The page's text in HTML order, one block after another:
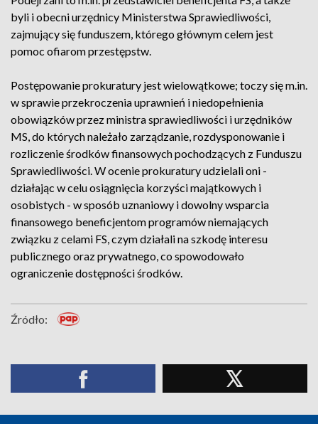
byli i obecni urzędnicy Ministerstwa Sprawiedliwości,
zajmujący się funduszem, którego głównym celem jest
pomoc ofiarom przestępstw.
Postępowanie prokuratury jest wielowątkowe; toczy się m.in.
w sprawie przekroczenia uprawnień i niedopełnienia
obowiązków przez ministra sprawiedliwości i urzędników
MS, do których należało zarządzanie, rozdysponowanie i
rozliczenie środków finansowych pochodzących z Funduszu
Sprawiedliwości. W ocenie prokuratury udzielali oni -
działając w celu osiągnięcia korzyści majątkowych i
osobistych - w sposób uznaniowy i dowolny wsparcia
finansowego beneficjentom programów niemających
związku z celami FS, czym działali na szkodę interesu
publicznego oraz prywatnego, co spowodowało
ograniczenie dostępności środków.
Źródło: